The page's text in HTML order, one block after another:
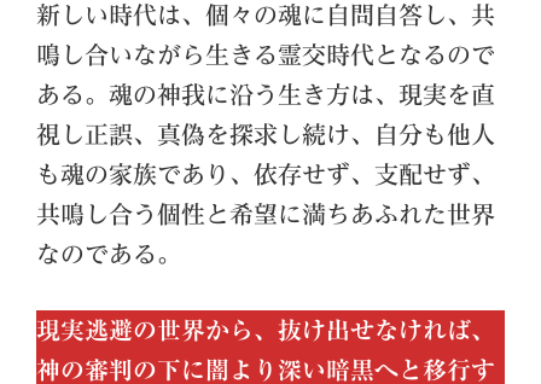
新しい時代は、個々の魂に自問自答し、共
鳴し合いながら生きる霊交時代となるので
ある。魂の神我に沿う生き方は、現実を直
視し正誤、真偽を探求し続け、自分も他人
も魂の家族であり、依存せず、支配せず、
共鳴し合う個性と希望に満ちあふれた世界
なのである。
現実逃避の世界から、抜け出せなければ、
神の審判の下に闇より深い暗黒へと移行す